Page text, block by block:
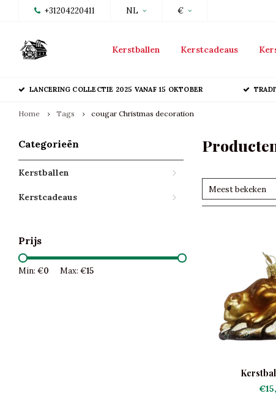
+31204220411 NL €
Kerstballen Kerstcadeaus
LANCERING COLLECTIE 2025 VANAF 15 OKTOBER
Home Tags cougar Christmas decoration
Categorieën
Kerstballen
Kerstcadeaus
Prijs
Min: €0 Max: €15
Meest bekeken